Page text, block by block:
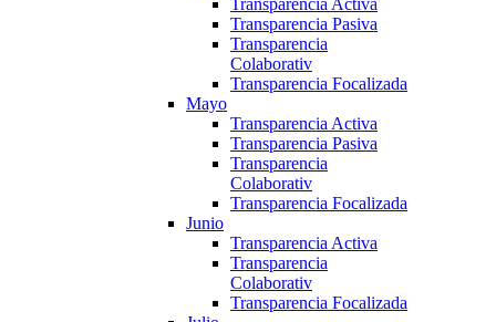
Transparencia Activa
Transparencia Pasiva
Transparencia
Colaborativ
Transparencia Focalizada
Mayo
Transparencia Activa
Transparencia Pasiva
Transparencia
Colaborativ
Transparencia Focalizada
Junio
Transparencia Activa
Transparencia
Colaborativ
Transparencia Focalizada